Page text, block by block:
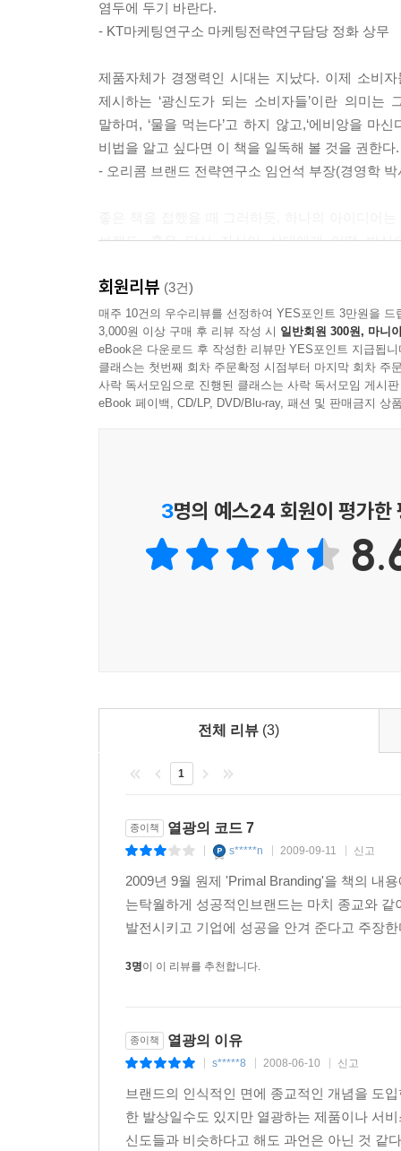
이처럼 열광의 코드에 기반을 둔 브랜드들은 고
간증으로 주변 사람들을 전도하고자 한다. 즉 종
설립하고 많은 비용과 시간을 투자했다. 그리고
‘열광의 코드7’이다,
당신의 브랜드를 종교로 만드는 7가지 열광의 코드
3. 아이콘_ 즉시 떠올릴 수 있는 이미지를 가져라
4. 의식_빠뜨릴 수 없는 일상의 한 부분이 되어라
5. 이교도 또는 불신자_믿는 자와 믿지 않는 자를
6. 신성한 말_소속감을 느낄 수 있는 용어를 창조하
7. 리더_이 모든 법칙을 완성하라
이것은 하나의 설렘과 즐거움이어야 한다.「
“싸이질”이다. 이것은 마치 사투리와 같이 추
염두에 두기 바란다.
- KT마케팅연구소 마케팅전략연구담당 정화 상무
제품자체가 경쟁력인 시대는 지났다. 이제 소비
제시하는 ‘광신도가 되는 소비자들’이란 의미는
말하며, ‘물을 먹는다’고 하지 않고,‘에비앙을 마
비법을 알고 싶다면 이 책을 일독해 볼 것을 권한
- 오리콤 브랜드 전략연구소 임언석 부장(경영학 박
브랜드, 혹은 당신 자신이 상대에게 어떤 방식
마케팅과 브랜딩에 있어 새로운 아이디어를 찾을
- CJ홈쇼핑 임지현 마케팅 팀장
회원리뷰 (3건)
매주 10건의 우수리뷰를 선정하여 YES포인트 3만원을 드
3,000원 이상 구매 후 리뷰 작성 시 일반회원 300원, 마니
eBook은 다운로드 후 작성한 리뷰만 YES포인트 지급됩니
클래스는 첫번째 회차 주문확정 시점부터 마지막 회차 주
사락 독서모임으로 진행된 클래스는 사락 독서모임 게시
eBook 페이백, CD/LP, DVD/Blu-ray, 패션 및 판매금지 상
3명의 예스24 회원이 평가한
전체 리뷰 (3)
1
종이책 열광의 코드 7
s*****n 2009-09-11 신고
2009년 9월 원제 'Primal Branding'을 책의 내
는탁월하게 성공적인브랜드는 마치 종교와
발전시키고 기업에 성공을 안겨 준다고 주장
3명이 이 리뷰를 추천합니다.
종이책 열광의 이유
s*****8 2008-06-10 신고
브랜드의 인식적인 면에 종교적인 개념을 도
한 발상일수도 있지만 열광하는 제품이나 서
신도들과 비슷하다고 해도 과언은 아닌 것 같